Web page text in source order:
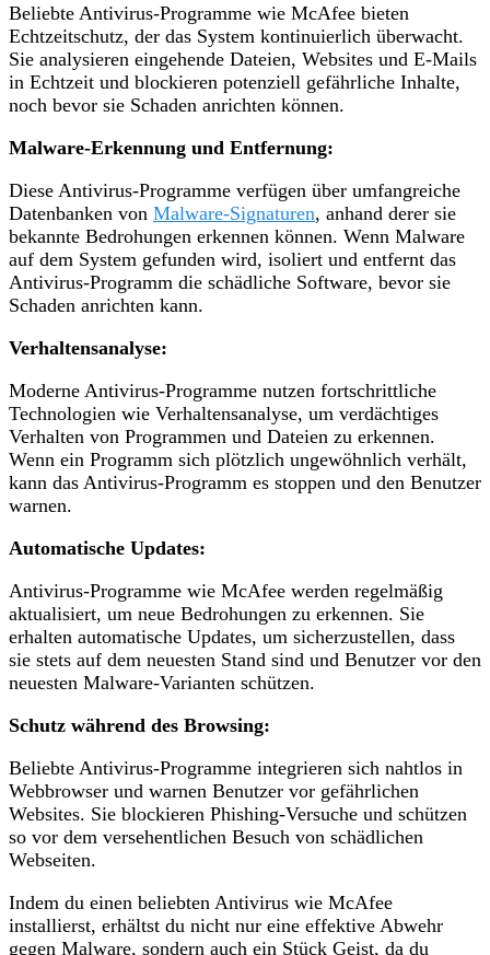
Beliebte Antivirus-Programme wie McAfee bieten
Echtzeitschutz, der das System kontinuierlich überwacht.
Sie analysieren eingehende Dateien, Websites und E-Mails
in Echtzeit und blockieren potenziell gefährliche Inhalte,
noch bevor sie Schaden anrichten können.
Malware-Erkennung und Entfernung:
Diese Antivirus-Programme verfügen über umfangreiche
Datenbanken von Malware-Signaturen, anhand derer sie
bekannte Bedrohungen erkennen können. Wenn Malware
auf dem System gefunden wird, isoliert und entfernt das
Antivirus-Programm die schädliche Software, bevor sie
Schaden anrichten kann.
Verhaltensanalyse:
Moderne Antivirus-Programme nutzen fortschrittliche
Technologien wie Verhaltensanalyse, um verdächtiges
Verhalten von Programmen und Dateien zu erkennen.
Wenn ein Programm sich plötzlich ungewöhnlich verhält,
kann das Antivirus-Programm es stoppen und den Benutzer
warnen.
Automatische Updates:
Antivirus-Programme wie McAfee werden regelmäßig
aktualisiert, um neue Bedrohungen zu erkennen. Sie
erhalten automatische Updates, um sicherzustellen, dass
sie stets auf dem neuesten Stand sind und Benutzer vor den
neuesten Malware-Varianten schützen.
Schutz während des Browsing:
Beliebte Antivirus-Programme integrieren sich nahtlos in
Webbrowser und warnen Benutzer vor gefährlichen
Websites. Sie blockieren Phishing-Versuche und schützen
so vor dem versehentlichen Besuch von schädlichen
Webseiten.
Indem du einen beliebten Antivirus wie McAfee
installierst, erhältst du nicht nur eine effektive Abwehr
gegen Malware, sondern auch ein Stück Geist, da du